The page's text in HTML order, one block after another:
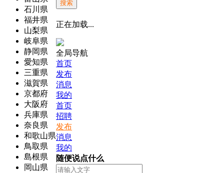
石川県
福井県
山梨県
岐阜県
静岡県
愛知県
三重県
滋賀県
京都府
大阪府
兵庫県
奈良県
和歌山県
鳥取県
島根県
岡山県
搜索
正在加载...
全局导航
首页
发布
消息
我的
首页
招聘
发布
消息
我的
随便说点什么